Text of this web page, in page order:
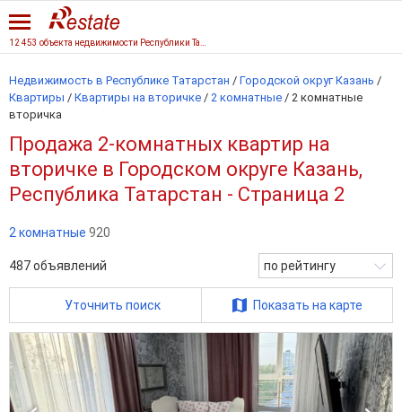
Недвижимость в Республике Татарстан / Городской округ Казань /
Квартиры / Квартиры на вторичке / 2 комнатные / 2 комнатные
вторичка
Продажа 2-комнатных квартир на
вторичке в Городском округе Казань,
Республика Татарстан - Страница 2
2 комнатные 920
487объявлений по рейтингу
Уточнить поиск Показать на карте